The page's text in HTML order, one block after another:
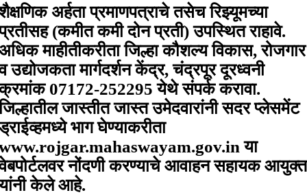
अर्हता प्रमाणपत्राचे तसेच रिझ्यूमच्या
(कमीत कमी दोन प्रती) उपस्थित राहावे.
माहीतीकरीता जिल्हा कौशल्य विकास, रोजगार
उद्योजकता मार्गदर्शन केंद्र, चंद्रपूर दूरध्वनी
07172-252295 येथे संपर्क करावा.
जास्तीत जास्त उमेदवारांनी सदर प्लेसमेंट
भाग घेण्याकरीता
या
नोंदणी करण्याचे आवाहन सहायक आयुक्त
केले आहे.